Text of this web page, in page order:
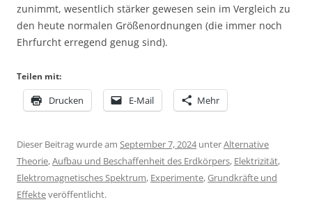
zunimmt, wesentlich stärker gewesen sein im Vergleich zu
den heute normalen Größenordnungen (die immer noch
Ehrfurcht erregend genug sind).
Teilen mit:
Drucken E-Mail Mehr
Dieser Beitrag wurde am September 7, 2024unterAlternative
Theorie,Aufbau und Beschaffenheit des Erdkörpers, Elektrizität,
Elektromagnetisches Spektrum, Experimente,Grundkräfte und
Effekteveröffentlicht.